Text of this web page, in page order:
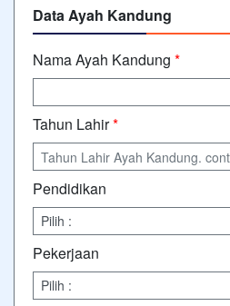
Data Ayah Kandung
Nama Ayah Kandung *
Tahun Lahir*
Pendidikan
Pekerjaan